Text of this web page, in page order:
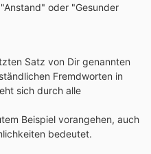
oder "Gesunder
Satz von Dir genannten
Fremdworten in
sich durch alle
Beispiel vorangehen, auch
bedeutet.